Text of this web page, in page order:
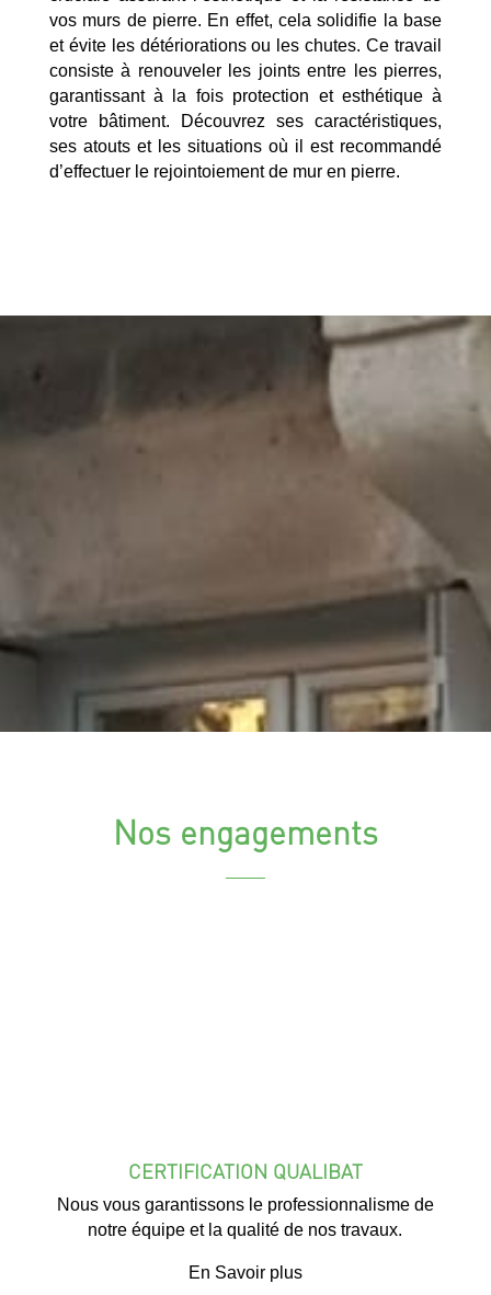
vos murs de pierre. En effet, cela solidifie la base
et évite les détériorations ou les chutes. Ce travail
consiste à renouveler les joints entre les pierres,
garantissant à la fois protection et esthétique à
votre bâtiment. Découvrez ses caractéristiques,
ses atouts et les situations où il est recommandé
d’effectuer le rejointoiement de mur en pierre.
Nos engagements
CERTIFICATION QUALIBAT
Nous vous garantissons le professionnalisme de
notre équipe et la qualité de nos travaux.
En Savoir plus